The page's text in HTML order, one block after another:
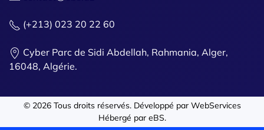
(+213) 023 20 22 60
Cyber Parc de Sidi Abdellah, Rahmania, Alger,
16048, Algérie.
© 2026Tous droits réservés. Développé par WebServices
Hébergé par eBS.